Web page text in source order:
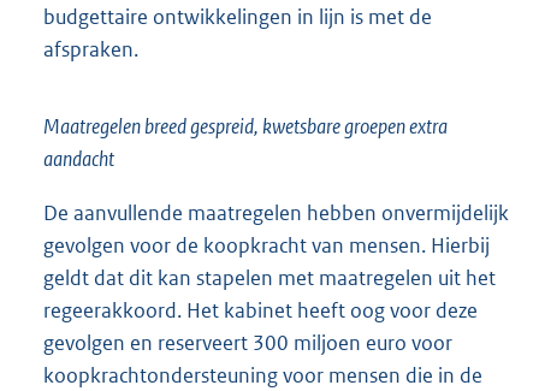
budgettaire ontwikkelingen in lijn is met de
afspraken.
Maatregelen breed gespreid, kwetsbare groepen extra
aandacht
De aanvullende maatregelen hebben onvermijdelijk
gevolgen voor de koopkracht van mensen. Hierbij
geldt dat dit kan stapelen met maatregelen uit het
regeerakkoord. Het kabinet heeft oog voor deze
gevolgen en reserveert 300 miljoen euro voor
koopkrachtondersteuning voor mensen die in de